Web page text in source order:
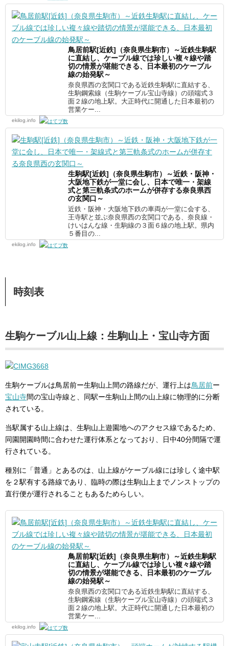
鳥居前駅[近鉄]（奈良県生駒市）～近鉄生駒駅
に直結し、ケーブル線では珍しい複々線や踏
切の情景が堪能できる、日本最初のケーブル
線の始発駅～
奈良県西の玄関口である近鉄生駒駅に直結する、
生駒鋼索線（生駒ケーブル宝山寺線）の頭端式３
面２線の地上駅。大正時代に開通した日本最初の
営業ケー...
ekilog.info
生駒駅[近鉄]（奈良県生駒市）～近鉄・阪神・
大阪地下鉄が一堂に会し、日本で唯一・架線
式と第三軌条式のホームが併存する奈良県西
の玄関口～
近鉄・阪神・大阪地下鉄の車両が一堂に会する、
王寺駅と並ぶ奈良県西の玄関口である、奈良線・
けいはんな線・生駒線の３面６線の地上駅。県内
５番目の...
ekilog.info
時刻表
生駒ケーブル山上線：生駒山上・宝山寺方面
生駒ケーブルは鳥居前ー生駒山上間の路線だが、運行上は鳥居前ー
宝山寺間の宝山寺線と、同駅ー生駒山上間の山上線に物理的に分断
されている。
当駅属する山上線は、生駒山上遊園地へのアクセス線であるため、
同園開園時間に合わせた運行体系となっており、日中40分間隔で運
行されている。
種別に「普通」とあるのは、山上線がケーブル線には珍しく途中駅
を２駅有する路線であり、臨時の際は生駒山上までノンストップの
直行便が運行されることもあるためらしい。
鳥居前駅[近鉄]（奈良県生駒市）～近鉄生駒駅
に直結し、ケーブル線では珍しい複々線や踏
切の情景が堪能できる、日本最初のケーブル
線の始発駅～
奈良県西の玄関口である近鉄生駒駅に直結する、
生駒鋼索線（生駒ケーブル宝山寺線）の頭端式３
面２線の地上駅。大正時代に開通した日本最初の
営業ケー...
ekilog.info